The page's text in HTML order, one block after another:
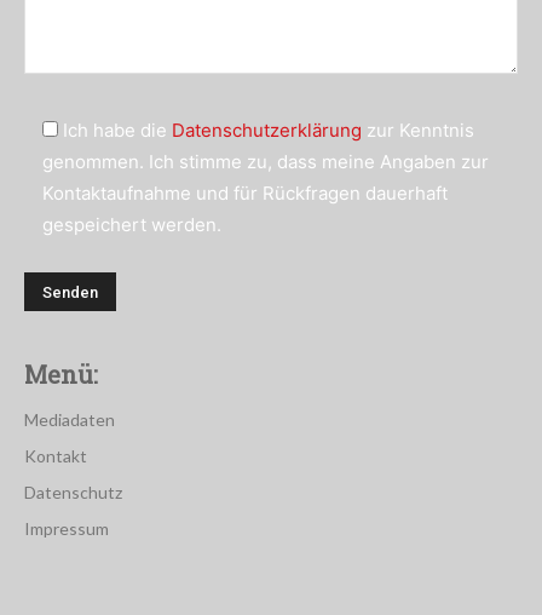
Ich habe die Datenschutzerklärung zur Kenntnis
genommen. Ich stimme zu, dass meine Angaben zur
Kontaktaufnahme und für Rückfragen dauerhaft
gespeichert werden.
Menü:
Mediadaten
Kontakt
Datenschutz
Impressum